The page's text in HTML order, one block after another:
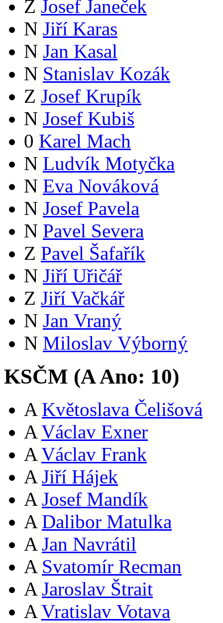
Z Josef Janeček
N Jiří Karas
N Jan Kasal
N Stanislav Kozák
Z Josef Krupík
N Josef Kubiš
0 Karel Mach
N Ludvík Motyčka
N Eva Nováková
N Josef Pavela
N Pavel Severa
Z Pavel Šafařík
N Jiří Uřičář
Z Jiří Vačkář
N Jan Vraný
N Miloslav Výborný
KSČM (AAno: 10)
A Květoslava Čelišová
A Václav Exner
A Václav Frank
A Jiří Hájek
A Josef Mandík
A Dalibor Matulka
A Jan Navrátil
A Svatomír Recman
A Jaroslav Štrait
A Vratislav Votava